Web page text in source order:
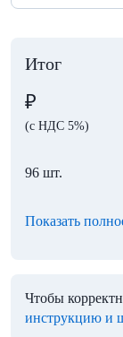
Итог
₽
(с НДС 5%)
96 шт.
Показать
Чтобы
инструкцию и